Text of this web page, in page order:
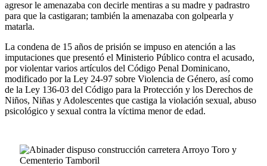
agresor le amenazaba con decirle mentiras a su madre y padrastro
para que la castigaran; también la amenazaba con golpearla y
matarla.
La condena de 15 años de prisión se impuso en atención a las
imputaciones que presentó el Ministerio Público contra el acusado,
por violentar varios artículos del Código Penal Dominicano,
modificado por la Ley 24-97 sobre Violencia de Género, así como
de la Ley 136-03 del Código para la Protección y los Derechos de
Niños, Niñas y Adolescentes que castiga la violación sexual, abuso
psicológico y sexual contra la víctima menor de edad.